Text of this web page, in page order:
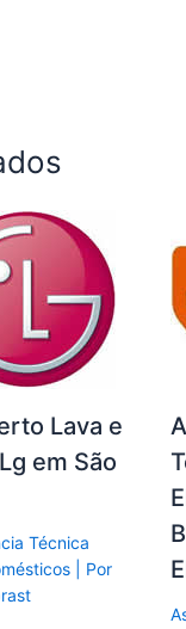
Lava e
em São
Técnica
| Por